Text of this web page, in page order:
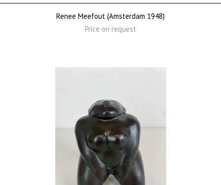
Renee Meefout (Amsterdam 1948)
Price on request